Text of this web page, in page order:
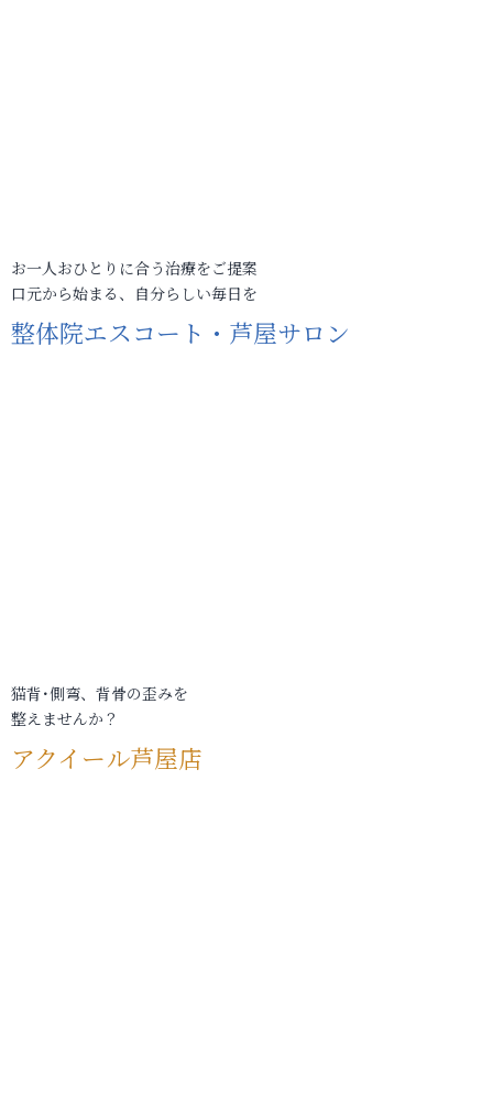
お一人おひとりに合う治療をご提案
口元から始まる、自分らしい毎日を
整体院エスコート・芦屋サロン
猫背･側弯、背骨の歪みを
整えませんか？
アクイール芦屋店